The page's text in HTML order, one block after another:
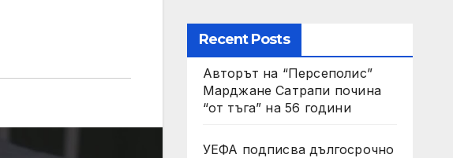
Recent Posts
Авторът на “Персеполис”
Марджане Сатрапи почина
“от тъга” на 56 години
УЕФА подписва дългосрочно